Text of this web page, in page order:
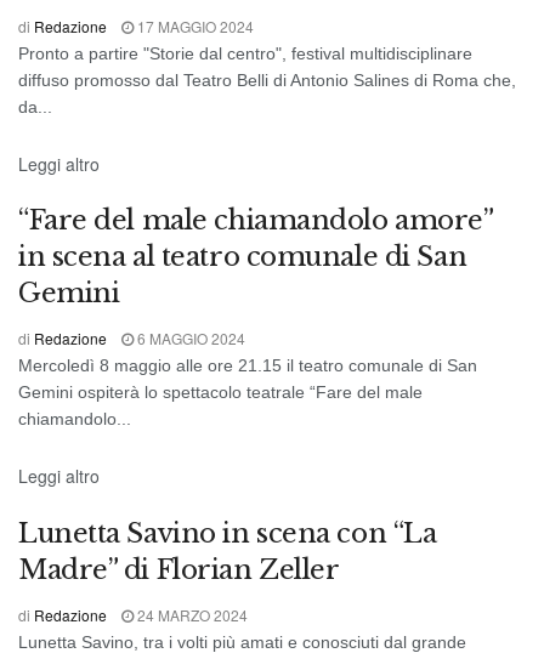
di Redazione 17 MAGGIO 2024
Pronto a partire "Storie dal centro", festival multidisciplinare
diffuso promosso dal Teatro Belli di Antonio Salines di Roma che,
da...
Leggi altro
TEATRO
“Fare del male chiamandolo amore”
in scena al teatro comunale di San
Gemini
di Redazione 6 MAGGIO 2024
Mercoledì 8 maggio alle ore 21.15 il teatro comunale di San
Gemini ospiterà lo spettacolo teatrale “Fare del male
chiamandolo...
Leggi altro
TEATRO
Lunetta Savino in scena con “La
Madre” di Florian Zeller
di Redazione 24 MARZO 2024
Lunetta Savino, tra i volti più amati e conosciuti dal grande